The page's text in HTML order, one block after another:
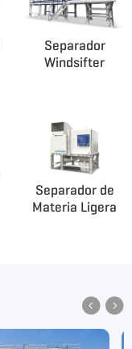
Separador
Windsifter
Separador de
Materia Ligera
 